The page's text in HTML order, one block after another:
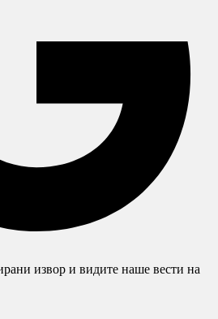
извор и видите наше вести на